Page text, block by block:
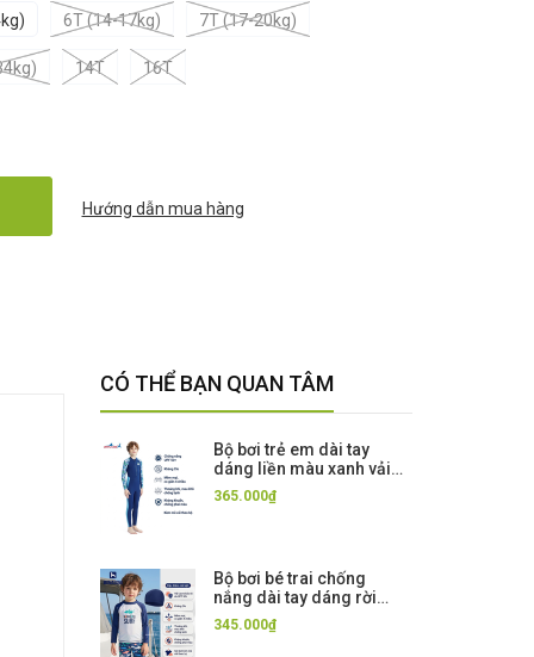
6T (14-17kg) 7T (17-20kg)
14T 16T
Hướng dẫn mua hàng
CÓ THỂ BẠN QUAN TÂM
Bộ bơi trẻ em dài tay
dáng liền màu xanh vải
cao cấp Kháng Clo
Chống Nắng UPF 50++
365.000₫
Bộ bơi bé trai chống
nắng dài tay dáng rời
màu trắng hình cá SURF
vải Kháng Clo UPF50++
345.000₫